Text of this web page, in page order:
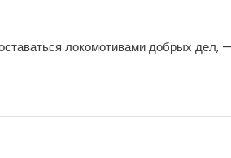
локомотивами добрых дел,